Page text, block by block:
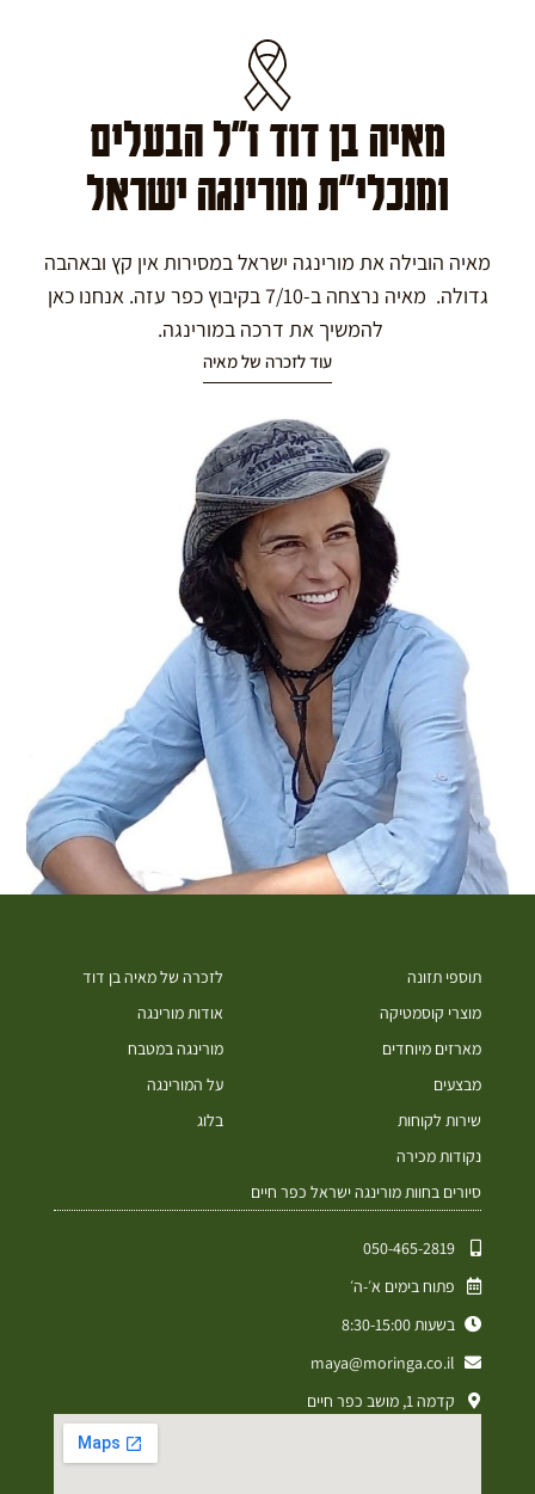
מאיה בן דוד ז"ל הבעלים
ומנכלי"ת מורינגה ישראל
מאיה הובילה את מורינגה ישראל במסירות אין קץ ובאהבה
גדולה. מאיה נרצחה ב-7/10 בקיבוץ כפר עזה. אנחנו כאן
להמשיך את דרכה במורינגה.
עוד לזכרה של מאיה
תוספי תזונה
מוצרי קוסמטיקה
מארזים מיוחדים
מבצעים
שירות לקוחות
נקודות מכירה
סיורים בחוות מורינגה ישראל כפר חיים
לזכרה של מאיה בן דוד
אודות מורינגה
מורינגה במטבח
על המורינגה
בלוג
050-465-2819⁩
פתוח בימים א׳-ה׳
בשעות 8:30-15:00
maya@moringa.co.il
קדמה 1, מושב כפר חיים